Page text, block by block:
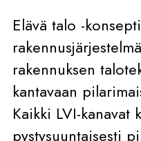
Elävä talo -
rakennuksen
kantavaan
Kaikki LVI-kanavat
pystysuuntaisesti